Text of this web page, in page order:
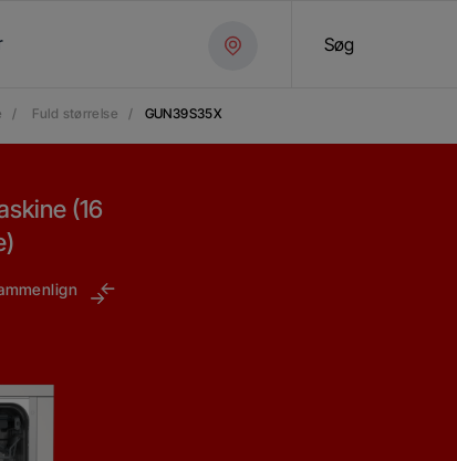
Søg
/ Fuld størrelse / GUN39S35X
(16